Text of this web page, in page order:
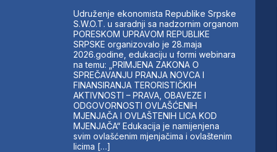
Udruženje ekonomista Republike Srpske
S.W.O.T. u saradnji sa nadzornim organom
PORESKOM UPRAVOM REPUBLIKE
SRPSKE organizovalo je 28.maja
2026.godine, edukaciju u formi webinara
na temu: „PRIMJENA ZAKONA O
SPREČAVANJU PRANJA NOVCA I
FINANSIRANJA TERORISTIČKIH
AKTIVNOSTI – PRAVA, OBAVEZE I
ODGOVORNOSTI OVLAŠĆENIH
MJENJAČA I OVLAŠTENIH LICA KOD
MJENJAČA“ Edukacija je namijenjena
svim ovlašćenim mjenjačima i ovlaštenim
licima […]